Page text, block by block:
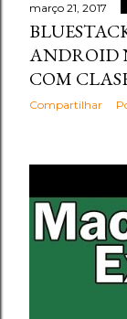
março 21, 2017
ANDROID
COM
Compartilhar